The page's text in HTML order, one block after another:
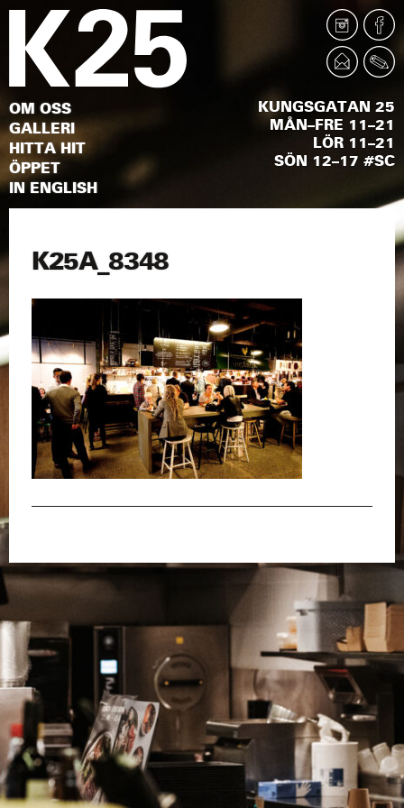
KUNGSGATAN 25
MÅN–FRE 11–21
LÖR 11–21
SÖN 12–17 #SC
OM OSS
GALLERI
HITTA HIT
ÖPPET
IN ENGLISH
K25A_8348